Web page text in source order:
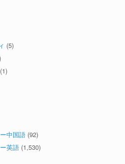
(5)
(1)
中国語 (92)
英語 (1,530)